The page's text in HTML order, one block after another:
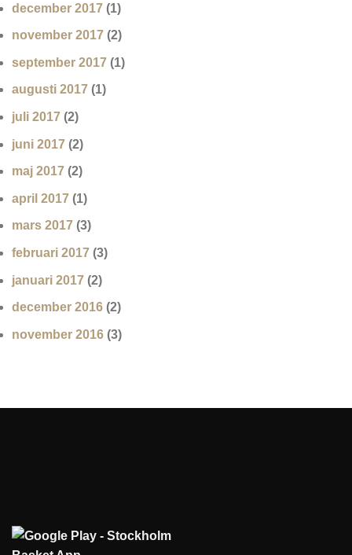
december 2017 (1)
november 2017 (2)
september 2017 (1)
augusti 2017 (1)
juli 2017 (2)
juni 2017 (2)
maj 2017 (2)
april 2017 (1)
mars 2017 (3)
februari 2017 (3)
januari 2017 (2)
december 2016 (2)
november 2016 (3)